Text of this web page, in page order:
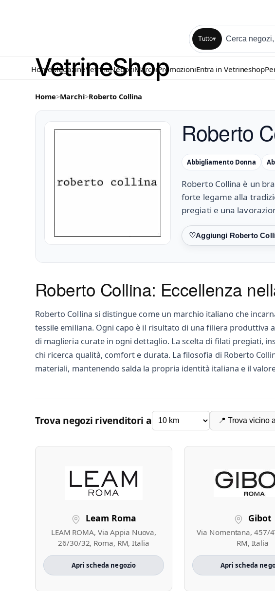
Tutto▾
HomeMagazineVetrinaNegoziMarchi PromozioniEntra in Vetrineshop
Home>Marchi>Roberto Collina
Roberto
Abbigliamento Donna
Roberto Collina è un
forte legame alla
pregiati e una
Preferiti
Roberto Collina: Eccellenza
Roberto Collina si distingue come un marchio italiano che
tessile emiliana. Ogni capo è il risultato di una filiera produttiva
di maglieria curate in ogni dettaglio. La scelta di filati pregiati,
chi ricerca qualità, comfort e durata. La filosofia di Roberto
materiali, mantenendo salda la propria identità italiana e il
Trova negozi rivenditori a 📍 Trova vicino
Leam Roma
LEAM ROMA, Via Appia Nuova,
26/30/32, Roma, RM, Italia
Apri scheda negozio
Gibot
Via Nomentana, 457/
RM, Italia
Apri scheda